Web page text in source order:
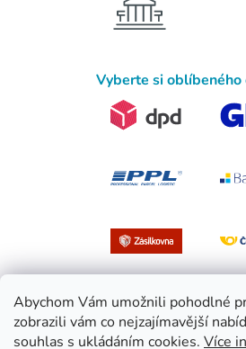
Abychom Vám umožnili pohodlné
zobrazili vám co nejzajímavější
souhlas s ukládáním cookies. Více
Vyberte si oblíbeného